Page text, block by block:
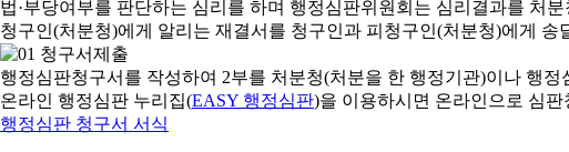
행정심판청구서를 작성하여 2부를 처분청(처분을 한 행정기관)이나 행정
온라인 행정심판 누리집(EASY 행정심판)을 이용하시면 온라인으로 심
행정심판 청구서 서식